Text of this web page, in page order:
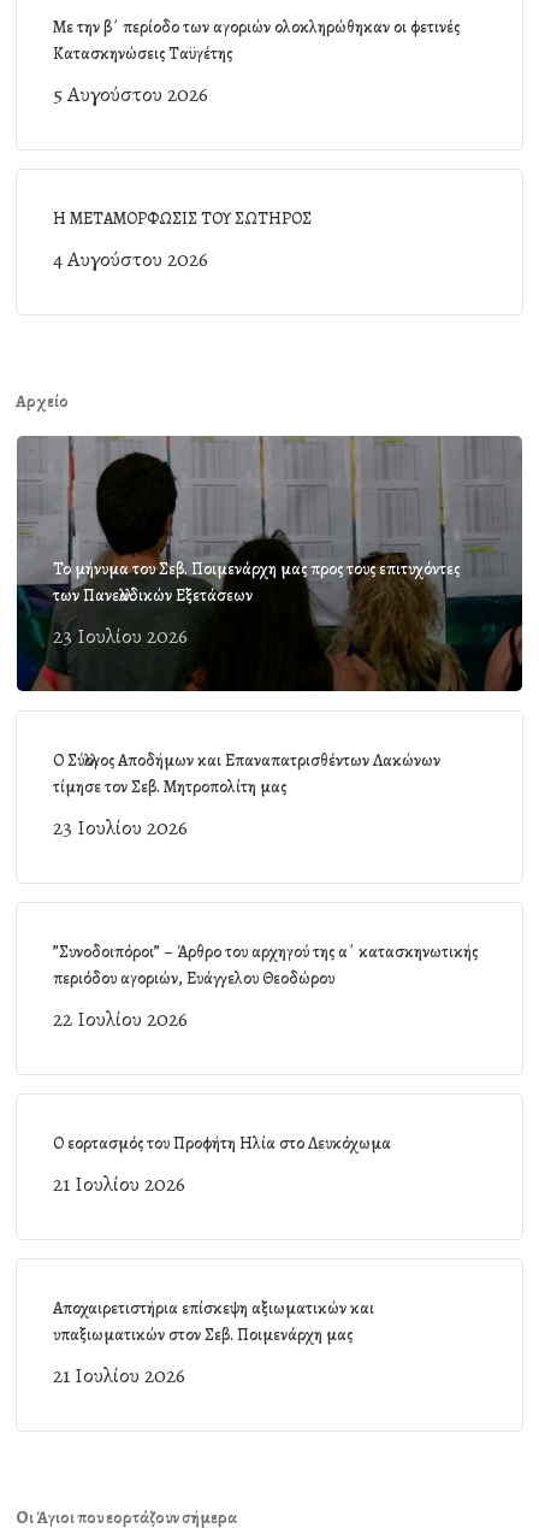
Με την β΄ περίοδο των αγοριών ολοκληρώθηκαν οι φετινές
Κατασκηνώσεις Ταϋγέτης
5 Αυγούστου 2026
Η ΜΕΤΑΜΟΡΦΩΣΙΣ ΤΟΥ ΣΩΤΗΡΟΣ
4 Αυγούστου 2026
Αρχείο
Το μήνυμα του Σεβ. Ποιμενάρχη μας προς τους επιτυχόντες
των Πανελλαδικών Εξετάσεων
23 Ιουλίου 2026
Ο Σύλλογος Αποδήμων και Επαναπατρισθέντων Λακώνων
τίμησε τον Σεβ. Μητροπολίτη μας
23 Ιουλίου 2026
”Συνοδοιπόροι” – Άρθρο του αρχηγού της α΄ κατασκηνωτικής
περιόδου αγοριών, Ευάγγελου Θεοδώρου
22 Ιουλίου 2026
Ο εορτασμός του Προφήτη Ηλία στο Λευκόχωμα
21 Ιουλίου 2026
Αποχαιρετιστήρια επίσκεψη αξιωματικών και
υπαξιωματικών στον Σεβ. Ποιμενάρχη μας
21 Ιουλίου 2026
Οι Άγιοι που εορτάζουν σήμερα